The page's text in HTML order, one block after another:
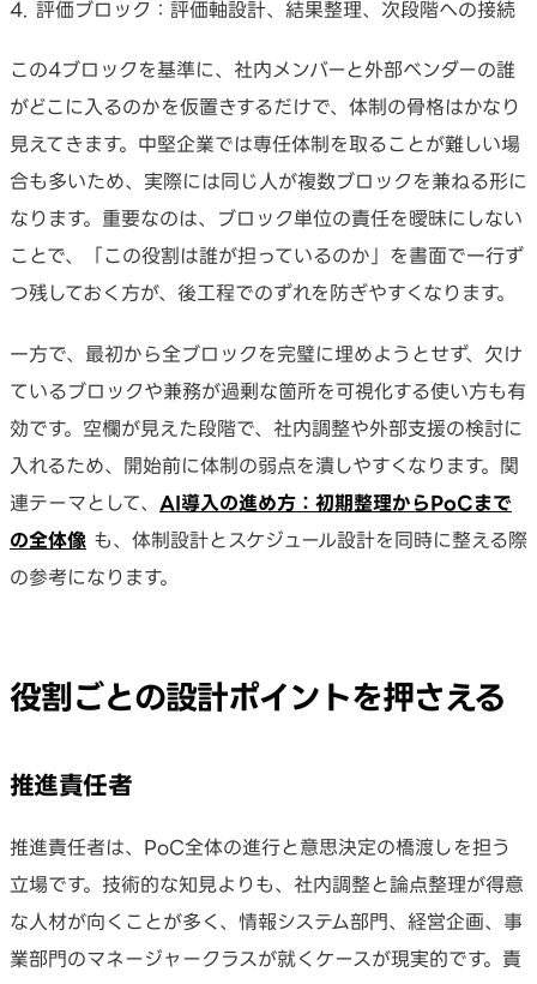
評価ブロック：評価軸設計、結果整理、次段階への接続
この4ブロックを基準に、社内メンバーと外部ベンダーの誰
がどこに入るのかを仮置きするだけで、体制の骨格はかなり
見えてきます。中堅企業では専任体制を取ることが難しい場
合も多いため、実際には同じ人が複数ブロックを兼ねる形に
なります。重要なのは、ブロック単位の責任を曖昧にしない
ことで、「この役割は誰が担っているのか」を書面で一行ず
つ残しておく方が、後工程でのずれを防ぎやすくなります。
一方で、最初から全ブロックを完璧に埋めようとせず、欠け
ているブロックや兼務が過剰な箇所を可視化する使い方も有
効です。空欄が見えた段階で、社内調整や外部支援の検討に
入れるため、開始前に体制の弱点を潰しやすくなります。関
連テーマとして、 AI導入の進め方：初期整理からPoCまで
の全体像 も、体制設計とスケジュール設計を同時に整える際
の参考になります。
役割ごとの設計ポイントを押さえる
推進責任者
推進責任者は、PoC全体の進行と意思決定の橋渡しを担う
立場です。技術的な知見よりも、社内調整と論点整理が得意
な人材が向くことが多く、情報システム部門、経営企画、事
業部門のマネージャークラスが就くケースが現実的です。責